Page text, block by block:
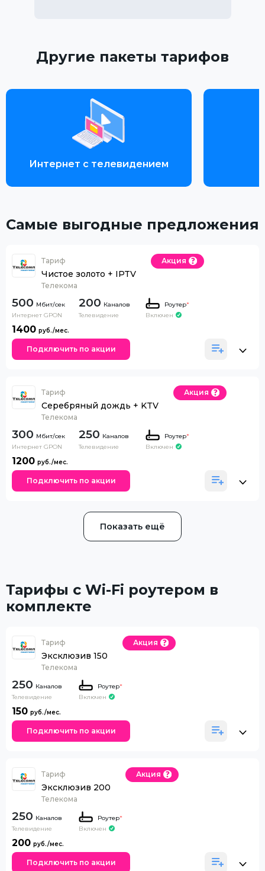
Другие пакеты тарифов
Интернет с телевидением
Самые выгодные предложения
Тариф
Чистое золото + IPTV
Телекома
Акция
500
Интернет GPON
200 Каналов
Телевидение
Роутер*
Включен
1400
Подключить по акции
Тариф
Серебряный дождь + KTV
Телекома
Акция
300
Интернет GPON
250 Каналов
Телевидение
Роутер*
Включен
1200
Подключить по акции
Показать ещё
Тарифы с Wi-Fi роутером в
комплекте
Тариф
Эксклюзив 150
Телекома
Акция
250 Каналов
Телевидение
Роутер*
Включен
150
Подключить по акции
Тариф
Эксклюзив 200
Телекома
Акция
250 Каналов
Телевидение
Роутер*
Включен
200
Подключить по акции